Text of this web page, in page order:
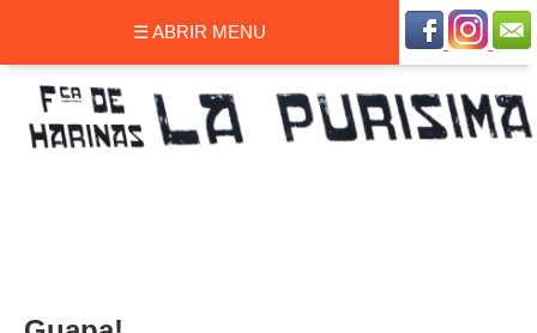
☰ ABRIR MENU